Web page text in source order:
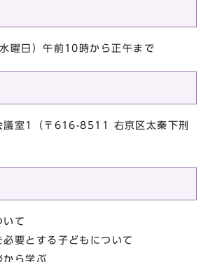
曜日）午前10時から正午まで
議室1（〒616-8511 右京区太秦下刑
いて
必要とする子どもについて
から学ぶ